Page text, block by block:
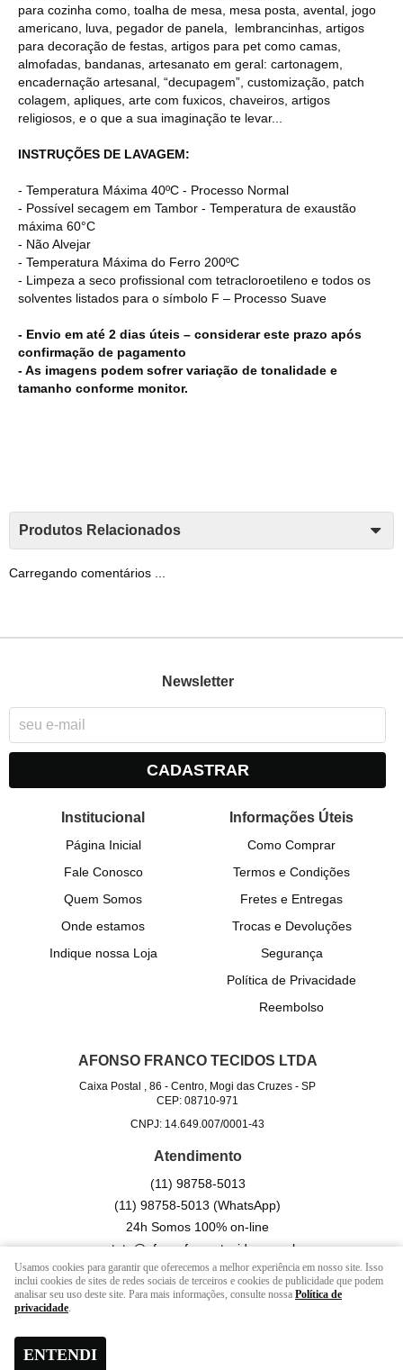
para cozinha como, toalha de mesa, mesa posta, avental, jogo
americano, luva, pegador de panela, lembrancinhas, artigos
para decoração de festas, artigos para pet como camas,
almofadas, bandanas, artesanato em geral: cartonagem,
encadernação artesanal, “decupagem”, customização, patch
colagem, apliques, arte com fuxicos, chaveiros, artigos
religiosos, e o que a sua imaginação te levar...
INSTRUÇÕES DE LAVAGEM:
- Temperatura Máxima 40ºC - Processo Normal
- Possível secagem em Tambor - Temperatura de exaustão
máxima 60°C
- Não Alvejar
- Temperatura Máxima do Ferro 200ºC
- Limpeza a seco profissional com tetracloroetileno e todos os
solventes listados para o símbolo F – Processo Suave
- Envio em até 2 dias úteis – considerar este prazo após
confirmação de pagamento
- As imagens podem sofrer variação de tonalidade e
tamanho conforme monitor.
Produtos Relacionados
Carregando comentários ...
Newsletter
CADASTRAR
Institucional
Página Inicial
Fale Conosco
Quem Somos
Onde estamos
Indique nossa Loja
Informações Úteis
Como Comprar
Termos e Condições
Fretes e Entregas
Trocas e Devoluções
Segurança
Política de Privacidade
Reembolso
AFONSO FRANCO TECIDOS LTDA
Caixa Postal , 86 -Centro, Mogi das Cruzes -SP
CEP: 08710-971
CNPJ: 14.649.007/0001-43
Atendimento
(11) 98758-5013
(11) 98758-5013(WhatsApp)
24h Somos 100% on-line
contato@afonsofrancotecidos.com.br
LOJA VIRTUAL CRIADA POR
Usamos cookies para garantir que oferecemos a melhor experiência em nosso site. Isso
inclui cookies de sites de redes sociais de terceiros e cookies de publicidade que podem
analisar seu uso deste site. Para mais informações, consulte nossa Política de
privacidade.
ENTENDI